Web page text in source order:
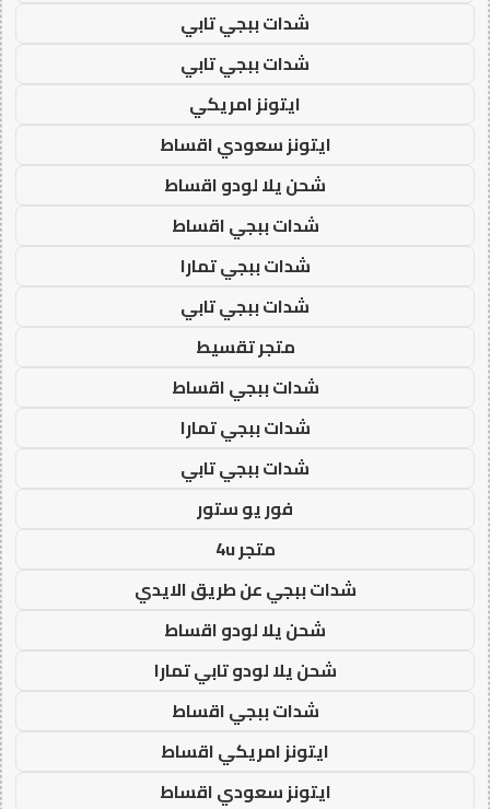
شدات ببجي تابي
شدات ببجي تابي
ايتونز امريكي
ايتونز سعودي اقساط
شحن يلا لودو اقساط
شدات ببجي اقساط
شدات ببجي تمارا
شدات ببجي تابي
متجر تقسيط
شدات ببجي اقساط
شدات ببجي تمارا
شدات ببجي تابي
فور يو ستور
متجر 4u
شدات ببجي عن طريق الايدي
شحن يلا لودو اقساط
شحن يلا لودو تابي تمارا
شدات ببجي اقساط
ايتونز امريكي اقساط
ايتونز سعودي اقساط